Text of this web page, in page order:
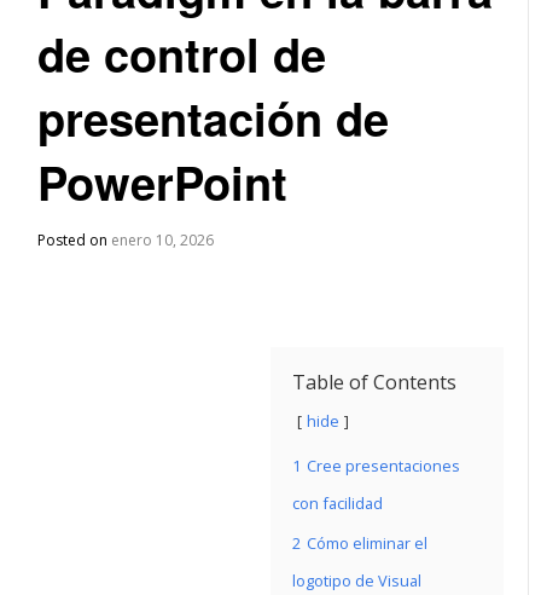
de control de
presentación de
PowerPoint
Posted on enero 10, 2026
Table of Contents
hide
1 Cree presentaciones
con facilidad
2 Cómo eliminar el
logotipo de Visual